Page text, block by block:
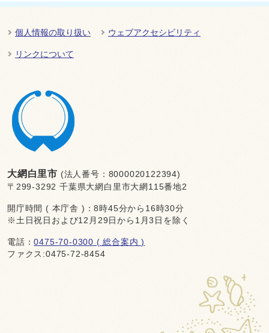
個人情報の取り扱い ウェブアクセシビリティ
リンクについて
大網白里市 (法人番号：8000020122394)
〒299-3292 千葉県大網白里市大網115番地2
開庁時間 ( 本庁舎 )：8時45分から16時30分
※土日祝日および12月29日から1月3日を除く
電話：0475-70-0300 ( 総合案内 )
ファクス:0475-72-8454